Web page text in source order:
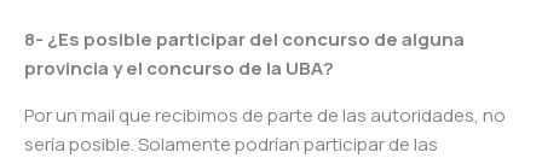
8- ¿Es posible participar del concurso de alguna
provincia y el concurso de la UBA?
Por un mail que recibimos de parte de las autoridades, no
sería posible. Solamente podrían participar de las